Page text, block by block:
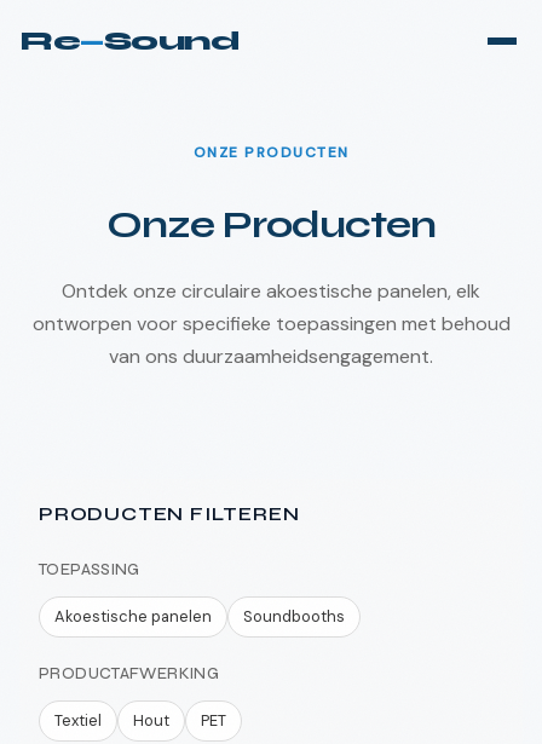
Re—Sound
ONZE PRODUCTEN
Onze Producten
Ontdek onze circulaire akoestische panelen, elk
ontworpen voor specifieke toepassingen met behoud
van ons duurzaamheidsengagement.
PRODUCTEN FILTEREN
TOEPASSING
Akoestische panelen Soundbooths
PRODUCTAFWERKING
Textiel Hout PET